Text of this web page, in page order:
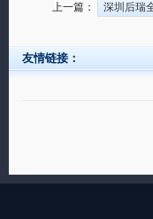
上一篇： 深圳后瑞
友情链接：